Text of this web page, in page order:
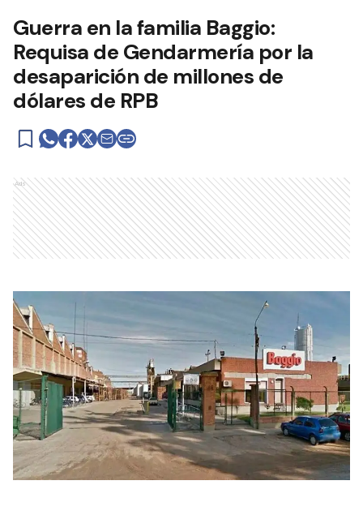
Guerra en la familia Baggio:
Requisa de Gendarmería por la
desaparición de millones de
dólares de RPB
Ads